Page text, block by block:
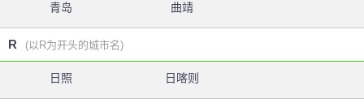
青岛 曲靖
R (以R为开头的城市名)
日照 日喀则